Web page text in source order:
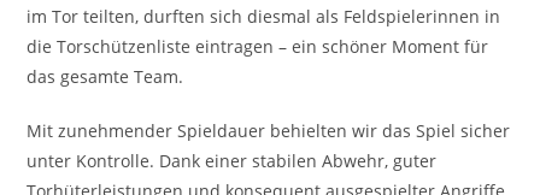
im Tor teilten, durften sich diesmal als Feldspielerinnen in
die Torschützenliste eintragen – ein schöner Moment für
das gesamte Team.
Mit zunehmender Spieldauer behielten wir das Spiel sicher
unter Kontrolle. Dank einer stabilen Abwehr, guter